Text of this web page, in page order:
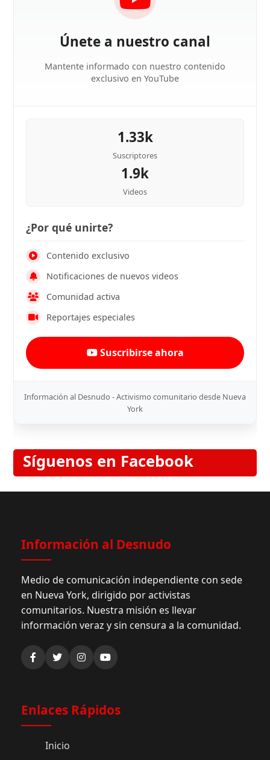
Únete a nuestro canal
Mantente informado con nuestro contenido
exclusivo en YouTube
1.33k
Suscriptores
1.9k
Videos
¿Por qué unirte?
Contenido exclusivo
Notificaciones de nuevos videos
Comunidad activa
Reportajes especiales
Suscribirse ahora
Información al Desnudo - Activismo comunitario desde Nueva
York
Síguenos en Facebook
Información al Desnudo
Medio de comunicación independiente con sede
en Nueva York, dirigido por activistas
comunitarios. Nuestra misión es llevar
información veraz y sin censura a la comunidad.
Enlaces Rápidos
Inicio